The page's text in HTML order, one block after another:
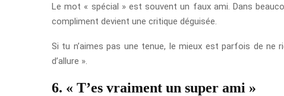
Le mot « spécial » est souvent un faux ami. Dans
compliment devient une critique déguisée.
Si tu n’aimes pas une tenue, le mieux est parfois de
d’allure ».
6. « T’es vraiment un super ami »